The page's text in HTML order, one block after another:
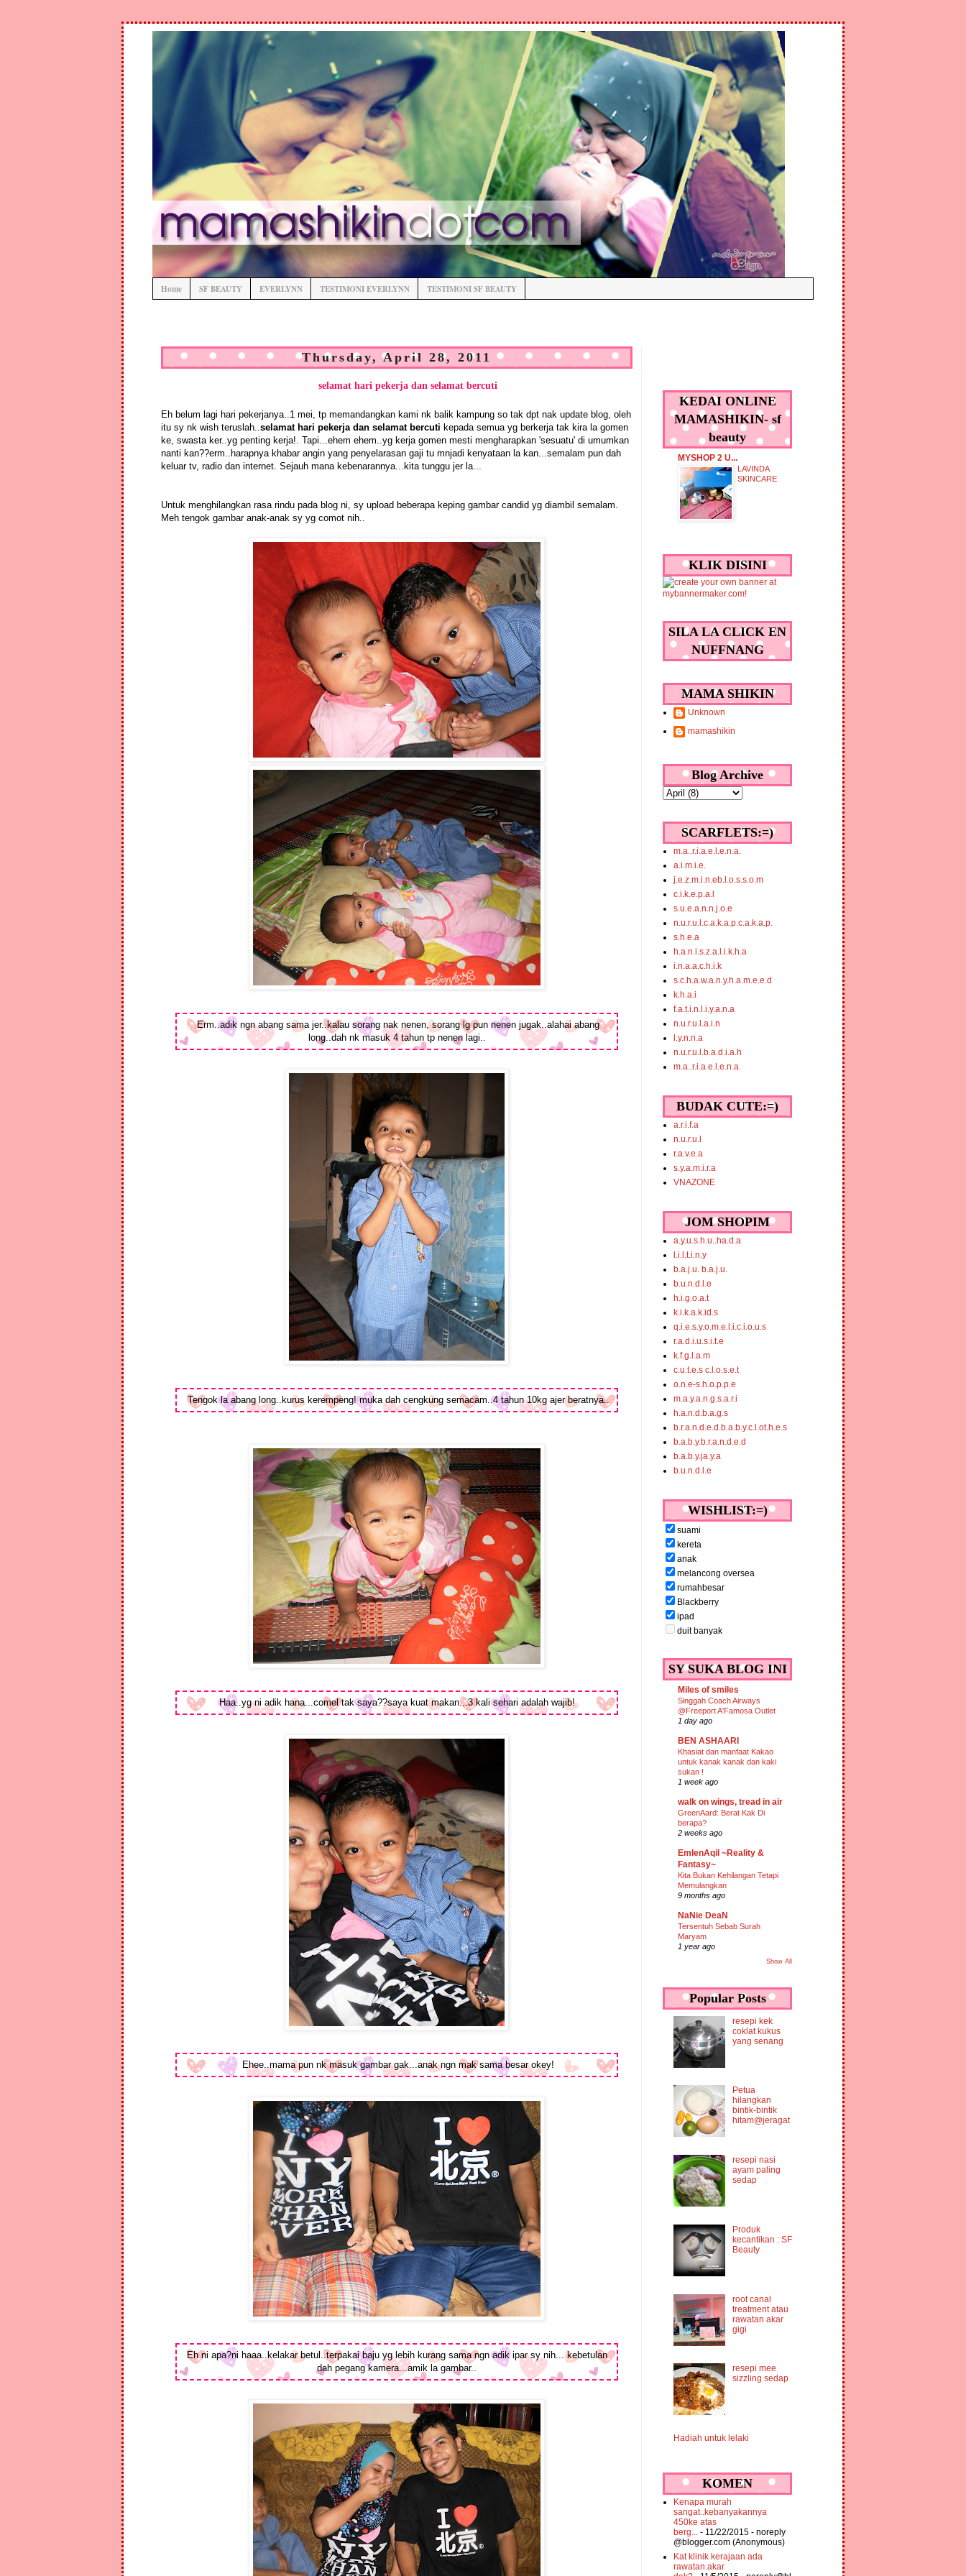
Home SF BEAUTY EVERLYNN TESTIMONI EVERLYNN TESTIMONI SF BEAUTY
Thursday, April 28, 2011
selamat hari pekerja dan selamat bercuti
Eh belum lagi hari pekerjanya..1 mei, tp memandangkan kami nk balik kampung so tak dpt nak update blog, oleh
itu sy nk wish teruslah..selamat hari pekerja dan selamat bercuti kepada semua yg berkerja tak kira la gomen
ke, swasta ker..yg penting kerja!. Tapi...ehem ehem..yg kerja gomen mesti mengharapkan 'sesuatu' di umumkan
nanti kan??erm..harapnya khabar angin yang penyelarasan gaji tu mnjadi kenyataan la kan...semalam pun dah
keluar tv, radio dan internet. Sejauh mana kebenarannya...kita tunggu jer la...
Untuk menghilangkan rasa rindu pada blog ni, sy upload beberapa keping gambar candid yg diambil semalam.
Meh tengok gambar anak-anak sy yg comot nih..
Erm..adik ngn abang sama jer..kalau sorang nak nenen, sorang lg pun nenen jugak..alahai abang
long..dah nk masuk 4 tahun tp nenen lagi..
Tengok la abang long..kurus kerempeng! muka dah cengkung semacam..4 tahun 10kg ajer beratnya..
Haa..yg ni adik hana...comel tak saya??saya kuat makan...3 kali sehari adalah wajib!
Ehee..mama pun nk masuk gambar gak...anak ngn mak sama besar okey!
Eh ni apa?ni haaa..kelakar betul..terpakai baju yg lebih kurang sama ngn adik ipar sy nih... kebetulan
dah pegang kamera...amik la gambar..
KEDAI ONLINE
MAMASHIKIN- sf
beauty
MYSHOP 2 U...
LAVINDA
SKINCARE
KLIK DISINI
SILA LA CLICK EN
NUFFNANG
MAMA SHIKIN
Unknown
mamashikin
Blog Archive
SCARFLETS:=)
m.a..r.i.a.e.l.e.n.a.
a.i.m.i.e.
j.e.z.m.i.n.eb.l.o.s.s.o.m
c.i.k.e.p.a.l
s.u.e.a.n.n.j.o.e
n.u.r.u.l.c.a.k.a.p.c.a.k.a.p.
s.h.e.a
h.a.n.i.s.z.a.l.i.k.h.a
i.n.a.a.c.h.i.k
s.c.h.a.w.a.n.y.h.a.m.e.e.d
k.h.a.i
f.a.t.i.n.l.i.y.a.n.a
n.u.r.u.l.a.i.n
l.y.n.n.a
n.u.r.u.l.b.a.d.i.a.h
m.a..r.i.a.e.l.e.n.a.
BUDAK CUTE:=)
a.r.i.f.a
n.u.r.u.l
r.a.v.e.a
s.y.a.m.i.r.a
VNAZONE
JOM SHOPIM
a.y.u.s.h.u..ha.d.a
l.i.l.t.i.n.y
b.a.j.u. b.a.j.u.
b.u.n.d.l.e
h.i.g.o.a.t
k.i.k.a.k.id.s
q.i.e.s.y.o.m.e.l.i.c.i.o.u.s
r.a.d.i.u.s.i.t.e
k.f.g.l.a.m
c.u.t.e.s c.l.o.s.e.t
o.n.e-s.h.o.p.p.e
m.a.y.a.n.g.s.a.r.i
h.a.n.d.b.a.g.s
b.r.a.n.d.e.d.b.a.b.y.c.l.ot.h.e.s
b.a.b.y.b.r.a.n.d.e.d
b.a.b.y.ja.y.a
b.u.n.d.l.e
WISHLIST:=)
suami
kereta
anak
melancong oversea
rumahbesar
Blackberry
ipad
duit banyak
SY SUKA BLOG INI
Miles of smiles
Singgah Coach Airways
@Freeport A'Famosa Outlet
1 day ago
BEN ASHAARI
Khasiat dan manfaat Kakao
untuk kanak kanak dan kaki
sukan !
1 week ago
walk on wings, tread in air
GreenAard: Berat Kak Di
berapa?
2 weeks ago
EmIenAqil ~Reality &
Fantasy~
Kita Bukan Kehilangan Tetapi
Memulangkan
9 months ago
NaNie DeaN
Tersentuh Sebab Surah
Maryam
1 year ago
Show All
Popular Posts
resepi kek
coklat kukus
yang senang
Petua
hilangkan
bintik-bintik
hitam@jeragat
resepi nasi
ayam paling
sedap
Produk
kecantikan : SF
Beauty
root canal
treatment atau
rawatan akar
gigi
resepi mee
sizzling sedap
Hadiah untuk lelaki
KOMEN
Kenapa murah
sangat..kebanyakannya
450ke atas
berg... - 11/22/2015 - noreply
@blogger.com (Anonymous)
Kat klinik kerajaan ada
rawatan.akar